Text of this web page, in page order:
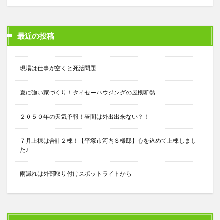
最近の投稿
現場は仕事が空くと死活問題
夏に強い家づくり！タイセーハウジングの屋根断熱
２０５０年の天気予報！昼間は外出出来ない？！
７月上棟は合計２棟！【平塚市河内Ｓ様邸】心を込めて上棟しまし
た♪
雨漏れは外部取り付けスポットライトから